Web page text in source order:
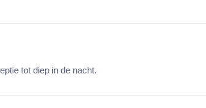
tot diep in de nacht.